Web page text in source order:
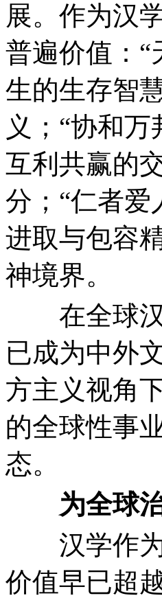
展。作为汉
普遍价值：“
生的生存智
义；“协和
互利共赢的
分；“仁者爱
进取与包容
神境界。
在全球汉
已成为中外
方主义视角
的全球性事
态。
为全球
汉学作为
价值早已超